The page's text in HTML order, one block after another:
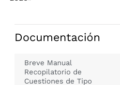
Documentación
Breve Manual
Recopilatorio de
Cuestiones de Tipo